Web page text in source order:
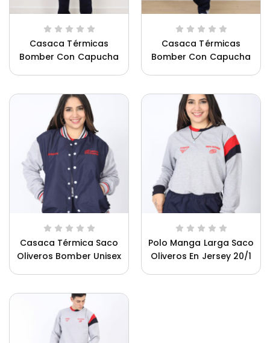
Uniforme Innova Schools Unisex
Casaca Térmicas
Bomber Con Capucha
Casaca Térmicas
Bomber Con Capucha
Casaca Térmica Saco
Oliveros Bomber Unisex
Polo Manga Larga Saco
Oliveros En Jersey 20/1